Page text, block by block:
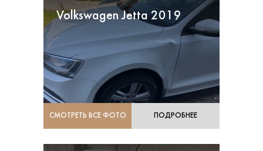
Volkswagen Jetta 2019
СМОТРЕТЬ ВСЕ ФОТО ПОДРОБНЕЕ